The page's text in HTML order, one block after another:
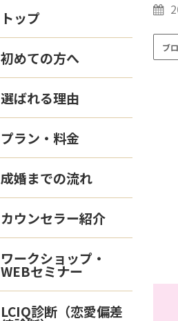
ブ
トップ
初めての方へ
選ばれる理由
プラン・料金
成婚までの流れ
カウンセラー紹介
ワークショップ・
WEBセミナー
LCIQ診断（恋愛偏差